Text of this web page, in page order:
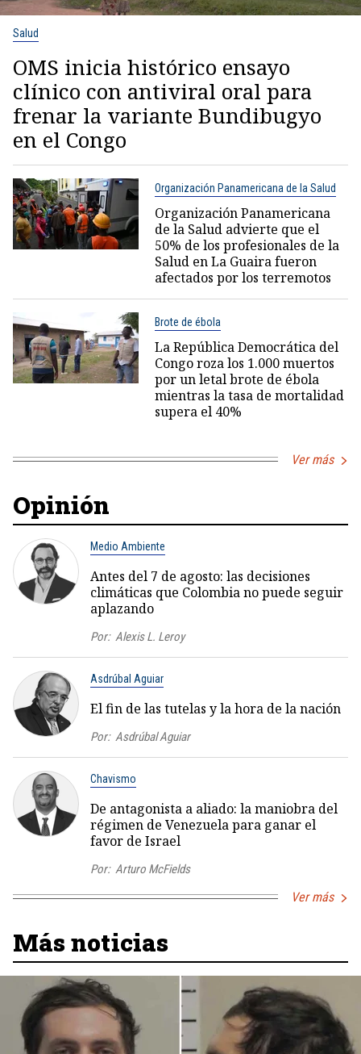
Salud
OMS inicia histórico ensayo
clínico con antiviral oral para
frenar la variante Bundibugyo
en el Congo
Organización Panamericana de la Salud
Organización Panamericana
de la Salud advierte que el
50% de los profesionales de la
Salud en La Guaira fueron
afectados por los terremotos
Brote de ébola
La República Democrática del
Congo roza los 1.000 muertos
por un letal brote de ébola
mientras la tasa de mortalidad
supera el 40%
Ver más
Opinión
Medio Ambiente
Antes del 7 de agosto: las decisiones
climáticas que Colombia no puede seguir
aplazando
Por: Alexis L. Leroy
Asdrúbal Aguiar
El fin de las tutelas y la hora de la nación
Por: Asdrúbal Aguiar
Chavismo
De antagonista a aliado: la maniobra del
régimen de Venezuela para ganar el
favor de Israel
Por: Arturo McFields
Ver más
Más noticias